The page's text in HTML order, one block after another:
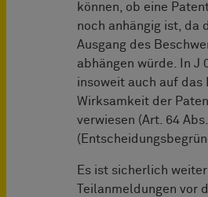
können, ob eine
noch anhängig ist, da
Ausgang des
abhängen würde. In J
insoweit auch auf das
Wirksamkeit der
verwiesen (Art. 64
Es ist sicherlich
Teilanmeldungen vor